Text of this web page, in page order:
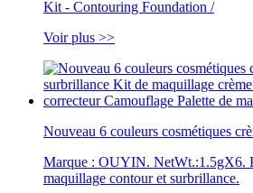
Kit - Contouring Foundation /
Voir plus >>
Nouveau 6 couleurs cosmétiques
Marque : OUYIN. NetWt.:1.5gX6.
maquillage contour et surbrillance.